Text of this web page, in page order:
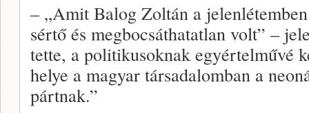
– „Amit Balog Zoltán a
sértő és megbocsáthatatlan volt” –
tette, a politikusoknak egyértelművé
helye a magyar társadalomban a
pártnak.”